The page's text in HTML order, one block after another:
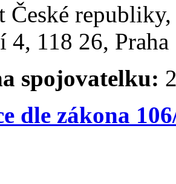
České
4, 118 26,
spojovatelku:
dle zákona